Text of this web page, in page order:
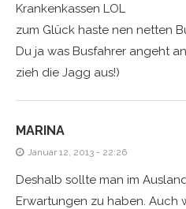
Krankenkassen LOL
zum Glück haste nen netten
Du ja was Busfahrer angeht
zieh die Jagg aus!)
MARINA
Januar 12, 2013 - 22:26
Deshalb sollte man im
Erwartungen zu haben. Auch